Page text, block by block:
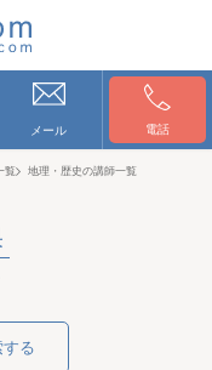
メール 電話
覧
地理・歴史の講師一覧
る